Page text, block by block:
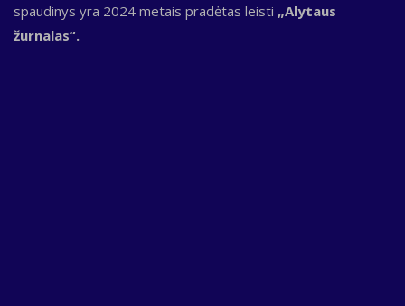
spaudinys yra 2024 metais pradėtas leisti „Alytaus
žurnalas“.